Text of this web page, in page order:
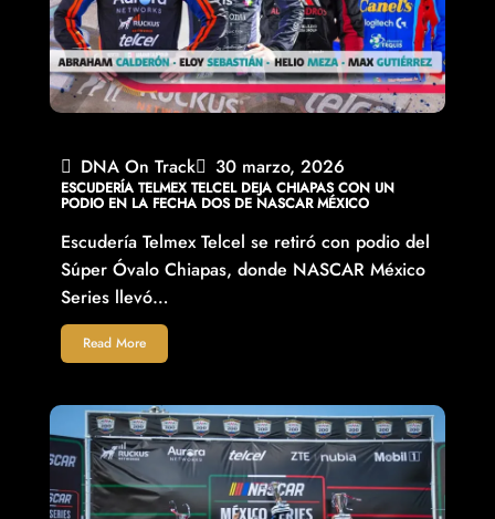
DNA On Track 30 marzo, 2026
ESCUDERÍA TELMEX TELCEL DEJA CHIAPAS CON UN
PODIO EN LA FECHA DOS DE NASCAR MÉXICO
Escudería Telmex Telcel se retiró con podio del
Súper Óvalo Chiapas, donde NASCAR México
Series llevó…
Read More